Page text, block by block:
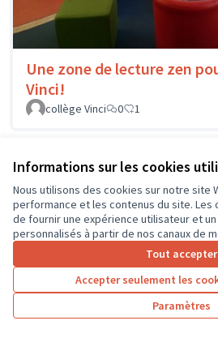
Informations sur les cookies
Nous utilisons des cookies sur notre site
performance et les contenus du site.
de fournir une expérience utilisateur et
personnalisés à partir de nos canaux de
Tout accepter
Accepter seulement les
Paramètres
Une zone de lecture zen
Vinci!
collège Vinci
0 1